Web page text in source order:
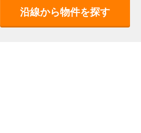
沿線から物件を探す